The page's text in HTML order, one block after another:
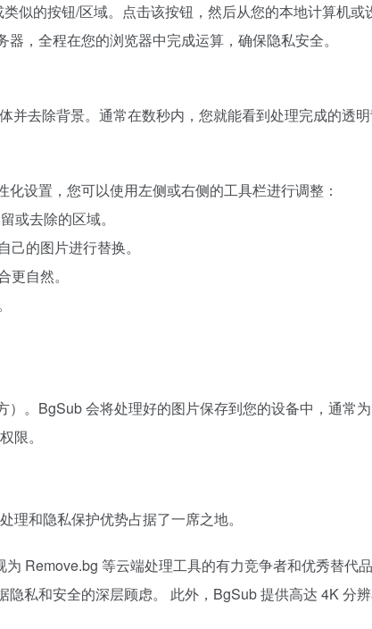
似的按钮/区域。点击该按钮，然后从您的本地计算机
，全程在您的浏览器中完成运算，确保隐私安全。
去除背景。通常在数秒内，您就能看到处理完成的透明
设置，您可以使用左侧或右侧的工具栏进行调整：
或去除的区域。
的图片进行替换。
自然。
。BgSub 会将处理好的图片保存到您的设备中，通常
限。
和隐私保护优势占据了一席之地。
Remove.bg 等云端处理工具的有力竞争者和优秀替代
私和安全的深层顾虑。 此外，BgSub 提供高达 4K 分